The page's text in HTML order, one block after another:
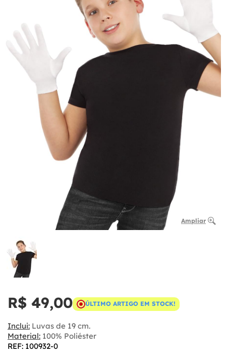
Ampliar
R$ 49,00 ÚLTIMO ARTIGO EM STOCK!
Inclui: Luvas de 19 cm.
Material: 100% Poliéster
REF: 100932-0